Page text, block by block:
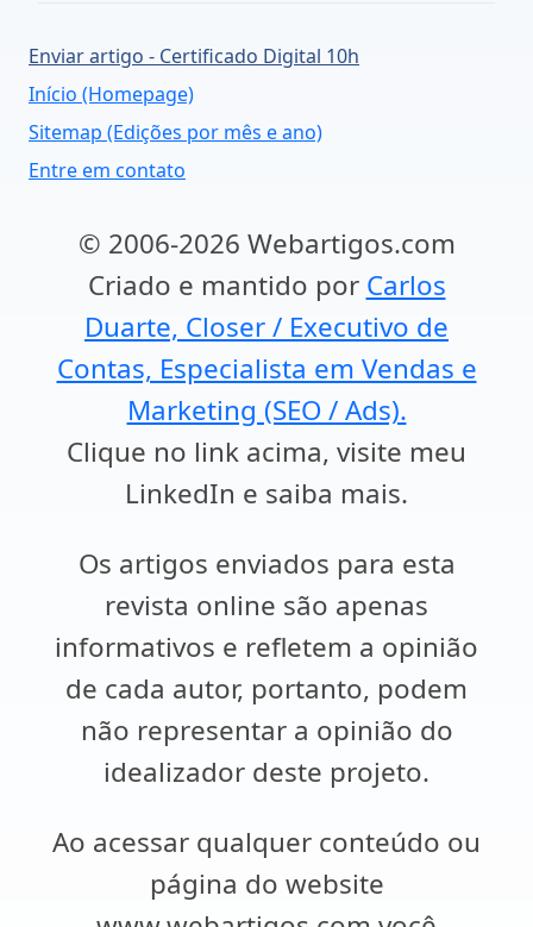
Enviar artigo - Certificado Digital 10h
Início (Homepage)
Sitemap (Edições por mês e ano)
Entre em contato
© 2006-2026 Webartigos.com
Criado e mantido por Carlos
Duarte, Closer / Executivo de
Contas, Especialista em Vendas e
Marketing (SEO / Ads).
Clique no link acima, visite meu
LinkedIn e saiba mais.
Os artigos enviados para esta
revista online são apenas
informativos e refletem a opinião
de cada autor, portanto, podem
não representar a opinião do
idealizador deste projeto.
Ao acessar qualquer conteúdo ou
página do website